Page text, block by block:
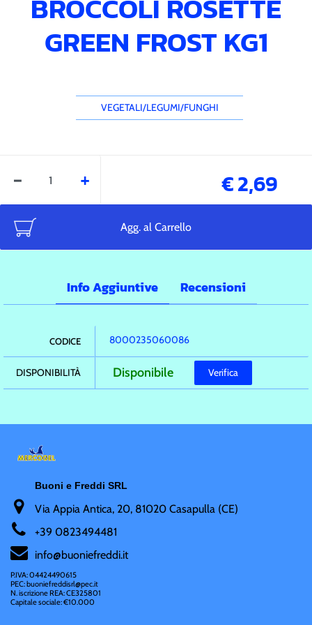
BROCCOLI ROSETTE
GREEN FROST KG1
VEGETALI/LEGUMI/FUNGHI
€ 2,69
Agg. al Carrello
Info Aggiuntive Recensioni
CODICE 8000235060086
DISPONIBILITÀ Verifica
Disponibile
Buoni e Freddi SRL
Via Appia Antica, 20, 81020 Casapulla (CE)
+39 0823494481
info@buoniefreddi.it
P.IVA: 04424490615
PEC: buoniefreddisrl@pec.it
N. iscrizione REA: CE325801
Capitale sociale: €10.000